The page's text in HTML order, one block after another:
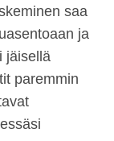
saa
ja
jäisellä
paremmin